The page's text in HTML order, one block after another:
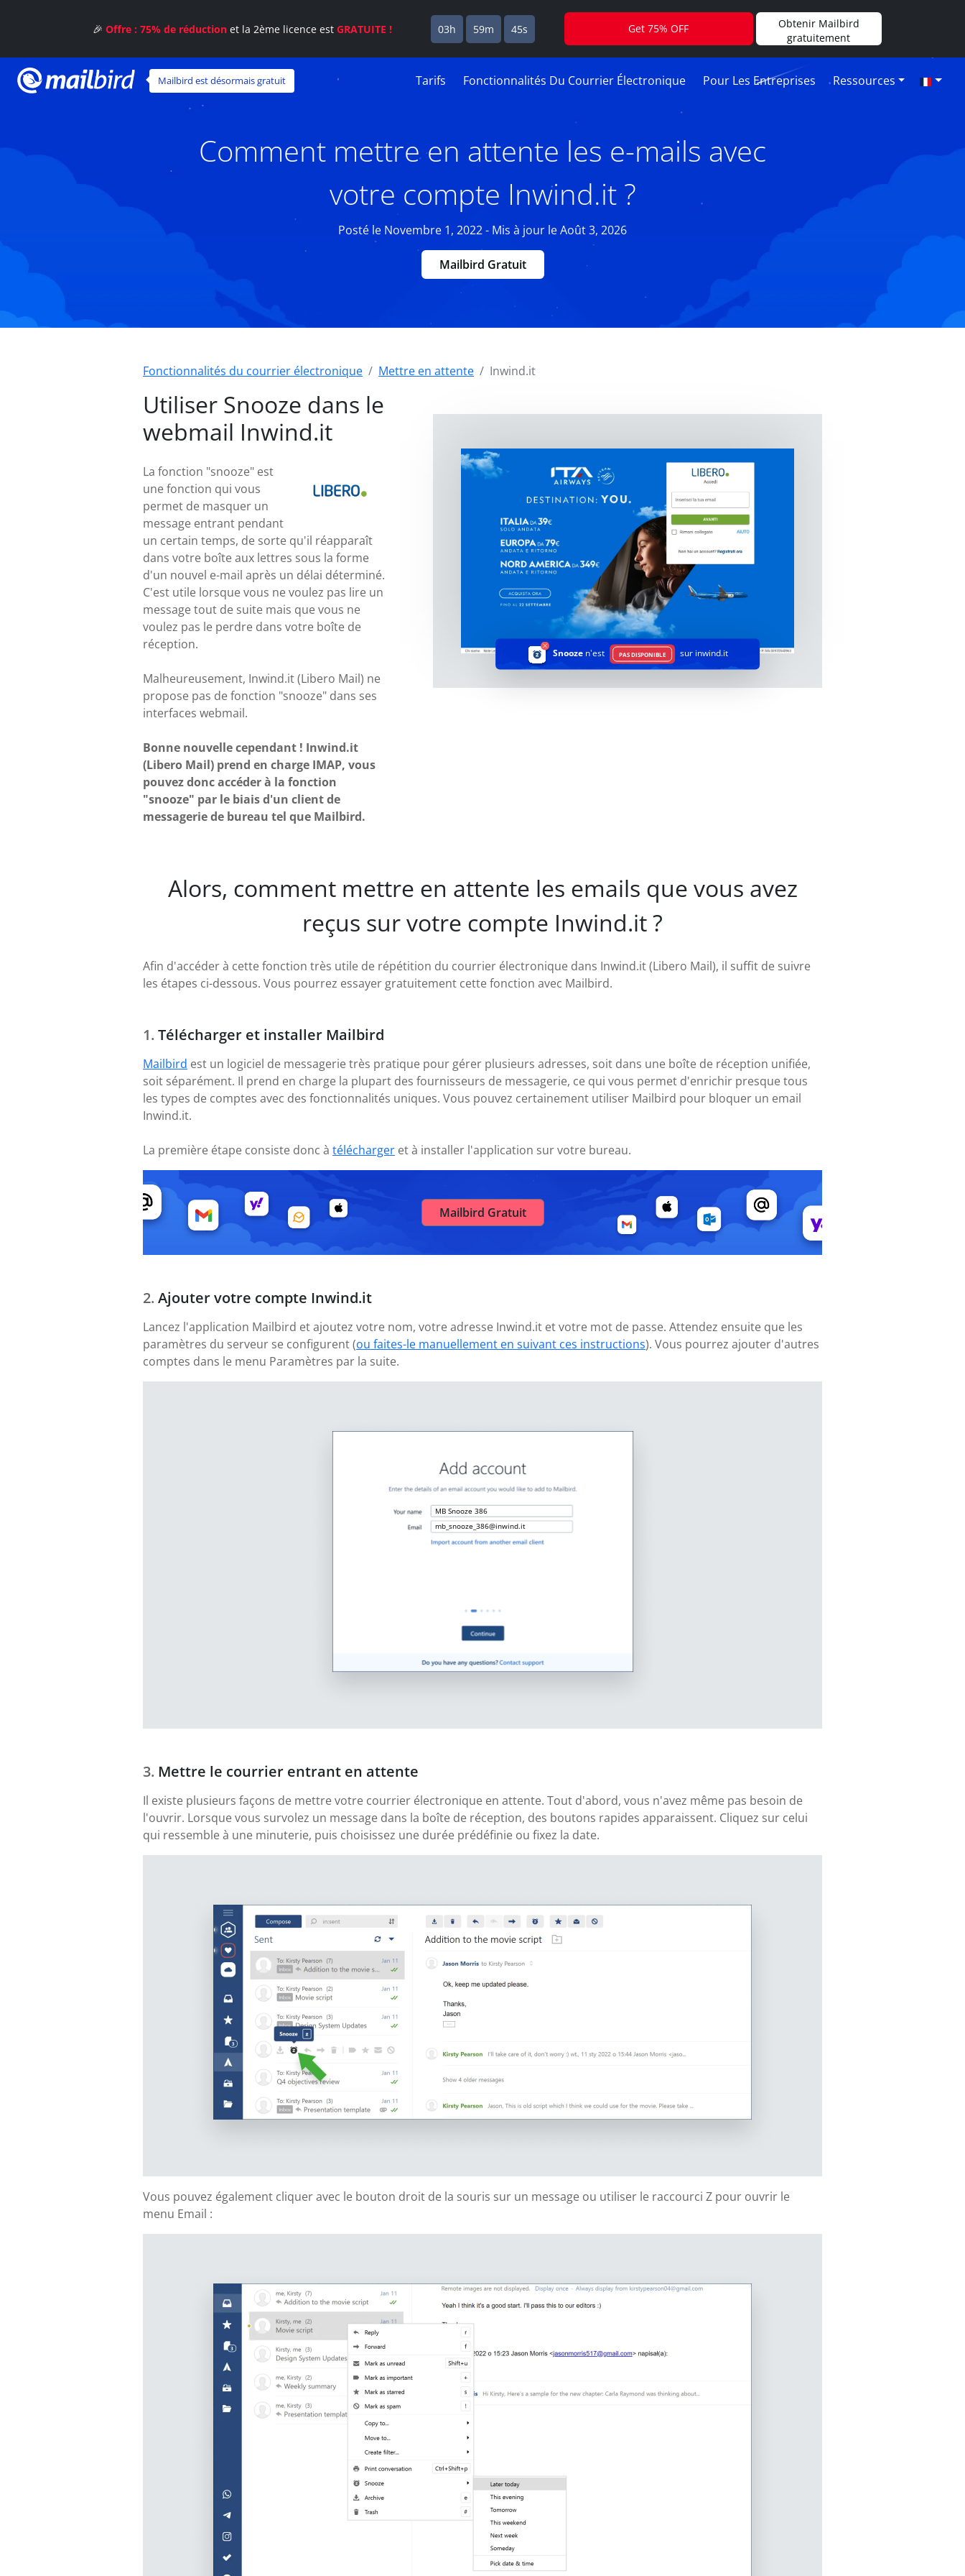
Mailbird est désormais gratuit Tarifs Fonctionnalités Du Courrier Électronique Pour Les Entreprises Ressources
Comment mettre en attente les e-mails avec
votre compte Inwind.it ?
Posté le Novembre 1, 2022 - Mis à jour le Août 3, 2026
Mailbird Gratuit
Fonctionnalités du courrier électronique Mettre en attente Inwind.it
Utiliser Snooze dans le
webmail Inwind.it
La fonction "snooze" est
une fonction qui vous
permet de masquer un
message entrant pendant
un certain temps, de sorte qu'il réapparaît
dans votre boîte aux lettres sous la forme
d'un nouvel e-mail après un délai déterminé.
C'est utile lorsque vous ne voulez pas lire un
message tout de suite mais que vous ne
voulez pas le perdre dans votre boîte de
réception.
Malheureusement, Inwind.it (Libero Mail) ne
propose pas de fonction "snooze" dans ses
interfaces webmail.
Bonne nouvelle cependant ! Inwind.it
(Libero Mail) prend en charge IMAP, vous
pouvez donc accéder à la fonction
"snooze" par le biais d'un client de
messagerie de bureau tel que Mailbird.
Snooze n'est PAS DISPONIBLE sur inwind.it
Alors, comment mettre en attente les emails que vous avez
reçus sur votre compte Inwind.it ?
Afin d'accéder à cette fonction très utile de répétition du courrier électronique dans Inwind.it (Libero Mail), il suffit de suivre
les étapes ci-dessous. Vous pourrez essayer gratuitement cette fonction avec Mailbird.
Télécharger et installer Mailbird
Mailbird est un logiciel de messagerie très pratique pour gérer plusieurs adresses, soit dans une boîte de réception unifiée,
soit séparément. Il prend en charge la plupart des fournisseurs de messagerie, ce qui vous permet d'enrichir presque tous
les types de comptes avec des fonctionnalités uniques. Vous pouvez certainement utiliser Mailbird pour bloquer un email
Inwind.it.
La première étape consiste donc à télécharger et à installer l'application sur votre bureau.
Mailbird Gratuit
Ajouter votre compte Inwind.it
Lancez l'application Mailbird et ajoutez votre nom, votre adresse Inwind.it et votre mot de passe. Attendez ensuite que les
paramètres du serveur se configurent (ou faites-le manuellement en suivant ces instructions). Vous pourrez ajouter d'autres
comptes dans le menu Paramètres par la suite.
MB Snooze 386
mb_snooze_386@inwind.it
Mettre le courrier entrant en attente
Il existe plusieurs façons de mettre votre courrier électronique en attente. Tout d'abord, vous n'avez même pas besoin de
l'ouvrir. Lorsque vous survolez un message dans la boîte de réception, des boutons rapides apparaissent. Cliquez sur celui
qui ressemble à une minuterie, puis choisissez une durée prédéfinie ou fixez la date.
Vous pouvez également cliquer avec le bouton droit de la souris sur un message ou utiliser le raccourci Z pour ouvrir le
menu Email :
🎉 Offre : 75% de réductionet la 2ème licence est GRATUITE ! 03h 59m 44s Get 75% OFF
Obtenir Mailbird
gratuitement